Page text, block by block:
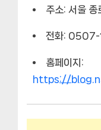
주소: 서울
전화:
홈페이지:
https://